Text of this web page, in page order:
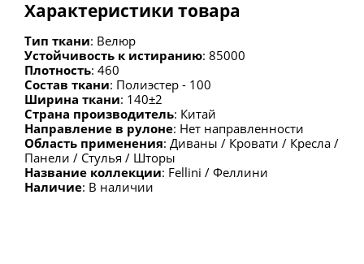
▪20
▪28 ▪29
Характеристики товара
Тип ткани: Велюр
Устойчивость к истиранию: 85000
Плотность: 460
Состав ткани: Полиэстер - 100
Ширина ткани: 140±2
Страна производитель: Китай
Направление в рулоне: Нет направленности
Область применения: Диваны / Кровати / Кресла /
Панели / Стулья / Шторы
Название коллекции: Fellini / Феллини
Наличие: В наличии